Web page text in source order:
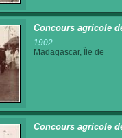
Concours agricole
1902
Madagascar, Île de
Concours agricole